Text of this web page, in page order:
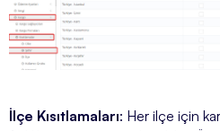
İlçe Kısıtlamaları: Her ilçe için